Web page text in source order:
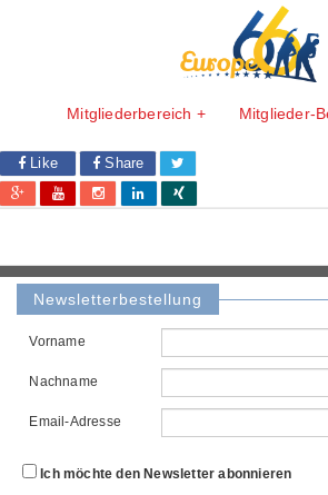
Mitgliederbereich + Mitglieder-
Like Share
Newsletterbestellung
Vorname
Nachname
Email-Adresse
Ich möchte den Newsletter abonnieren